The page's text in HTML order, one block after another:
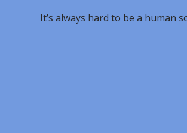
It’s always hard to be a human